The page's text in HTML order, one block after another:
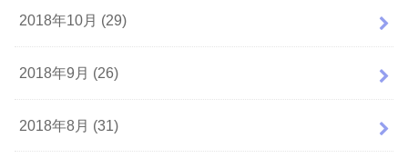
2018年10月 (29)
2018年9月 (26)
2018年8月 (31)